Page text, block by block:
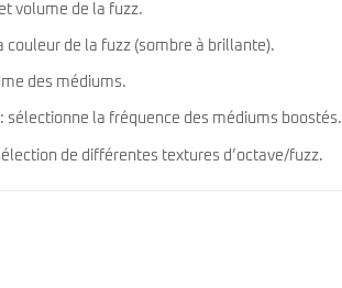
volume de la fuzz.
couleur de la fuzz (sombre à brillante).
des médiums.
: sélectionne la fréquence des médiums boostés.
de différentes textures d’octave/fuzz.